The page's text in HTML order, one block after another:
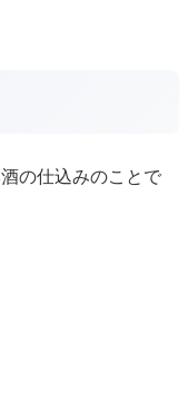
の仕込みのことで